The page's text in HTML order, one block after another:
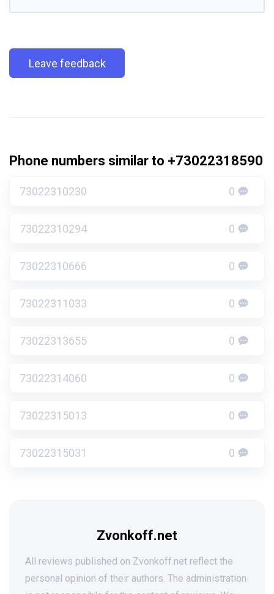
Leave feedback
Phone numbers similar to +73022318590
73022310230 0
73022310294 0
73022310666 0
73022311033 0
73022313655 0
73022314060 0
73022315013 0
73022315031 0
Zvonkoff.net
All reviews published on Zvonkoff.net reflect the
personal opinion of their authors. The administration